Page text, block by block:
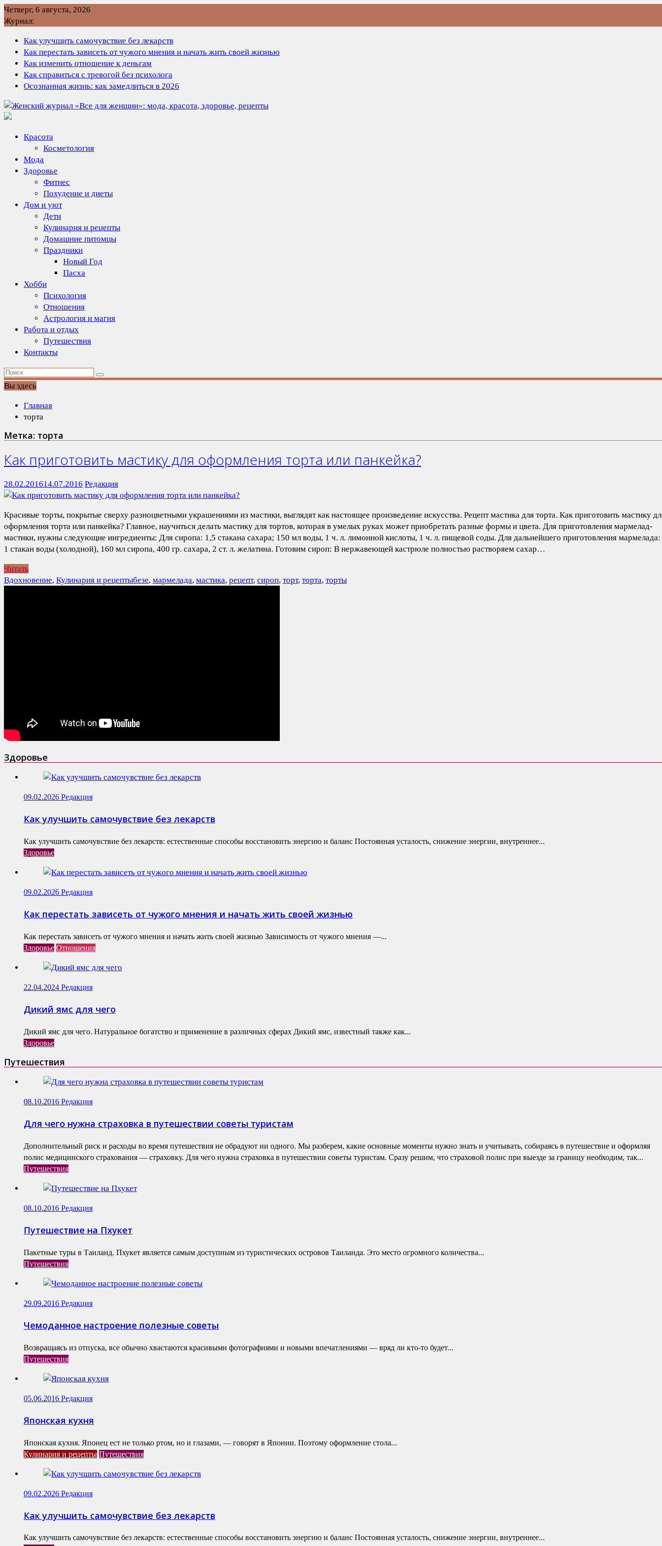
Перейти
к
Четверг, 6 августа, 2026
Журнал:
Как улучшить самочувствие без лекарств
Как перестать зависеть от чужого мнения и начать жить своей жизнью
Как изменить отношение к деньгам
Как справиться с тревогой без психолога
Осознанная жизнь: как замедлиться в 2026
Красота
Косметология
Мода
Здоровье
Фитнес
Похудение и диеты
Дом и уют
Дети
Кулинария и рецепты
Домашние питомцы
Праздники
Новый Год
Пасха
Хобби
Психология
Отношения
Астрология и магия
Работа и отдых
Путешествия
Контакты
Вы здесь
Главная
торта
Метка: торта
Как приготовить мастику для оформления торта или панкейка?
28.02.201614.07.2016 Редакция
Красивые торты, покрытые сверху разноцветными украшениями из мастики, выглядят как настоящее произведение искусства. Рецепт мастика для торта. Как приготовить мастику
оформления торта или панкейка? Главное, научиться делать мастику для тортов, которая в умелых руках может приобретать разные формы и цвета. Для приготовления мармелад-
мастики, нужны следующие ингредиенты: Для сиропа: 1,5 стакана сахара; 150 мл воды, 1 ч. л. лимонной кислоты, 1 ч. л. пищевой соды. Для дальнейшего приготовления мармелада:
1 стакан воды (холодной), 160 мл сиропа, 400 гр. сахара, 2 ст. л. желатина. Готовим сироп: В нержавеющей кастрюле полностью растворяем сахар…
Читать
Вдохновение, Кулинария и рецептыбезе, мармелада, мастика, рецепт, сироп, торт, торта, торты
Здоровье
09.02.2026 Редакция
Как улучшить самочувствие без лекарств
Как улучшить самочувствие без лекарств: естественные способы восстановить энергию и баланс Постоянная усталость, снижение энергии, внутреннее...
Здоровье
09.02.2026 Редакция
Как перестать зависеть от чужого мнения и начать жить своей жизнью
Как перестать зависеть от чужого мнения и начать жить своей жизнью Зависимость от чужого мнения —...
Здоровье Отношения
22.04.2024 Редакция
Дикий ямс для чего
Дикий ямс для чего. Натуральное богатство и применение в различных сферах Дикий ямс, известный также как...
Здоровье
Путешествия
08.10.2016 Редакция
Для чего нужна страховка в путешествии советы туристам
Дополнительный риск и расходы во время путешествия не обрадуют ни одного. Мы разберем, какие основные моменты нужно знать и учитывать, собираясь в путешествие и оформляя
полис медицинского страхования — страховку. Для чего нужна страховка в путешествии советы туристам. Сразу решим, что страховой полис при выезде за границу необходим, так...
Путешествия
08.10.2016 Редакция
Путешествие на Пхукет
Пакетные туры в Таиланд. Пхукет является самым доступным из туристических островов Таиланда. Это место огромного количества...
Путешествия
29.09.2016 Редакция
Чемоданное настроение полезные советы
Возвращаясь из отпуска, все обычно хвастаются красивыми фотографиями и новыми впечатлениями — вряд ли кто-то будет...
Путешествия
05.06.2016 Редакция
Японская кухня
Японская кухня. Японец ест не только ртом, но и глазами, — говорят в Японии. Поэтому оформление стола...
Кулинария и рецепты Путешествия
09.02.2026 Редакция
Как улучшить самочувствие без лекарств
Как улучшить самочувствие без лекарств: естественные способы восстановить энергию и баланс Постоянная усталость, снижение энергии, внутреннее...